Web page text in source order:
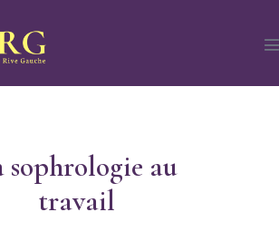
sophrologie au
travail